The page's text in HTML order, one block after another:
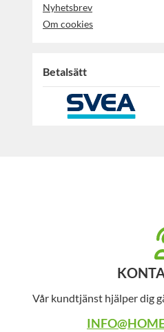
Nyhetsbrev
Om cookies
Betalsätt
Vår kundtjänst hjälper dig